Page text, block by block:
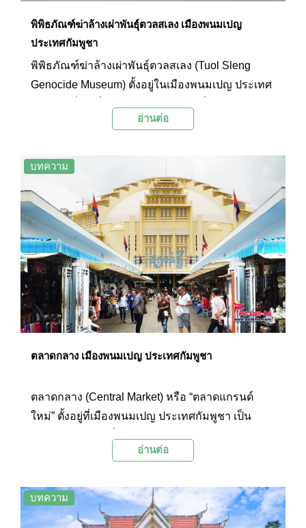
พิพิธภัณฑ์ฆ่าล้างเผ่าพันธุ์ตวลสเลง เมืองพนมเปญ
ประเทศกัมพูชา
พิพิธภัณฑ์ฆ่าล้างเผ่าพันธุ์ตวลสเลง (Tuol Sleng
Genocide Museum) ตั้งอยู่ในเมืองพนมเปญ ประเทศ
อดีตอันเจ็บปวดของประเทศกัมพูชาที่นักท่องเที่ยว
ล้างเผ่าพันธุ์ตวลสเลง หรือที่มักเรียกย่อๆว่าตวลสเลง
ถูกแปรสภาพจากโรงเรียนให้กลายเป็นคุกเพื่อ
สอบสวน ทรมาน และสังหารนักโทษที่ถูกกล่าวหา
โดยรัฐบาลเขมรแดง เชื่อกันว่าเวลาไม่กี่ปีในช่วง
1975 – 1979 มีผู้ที่เสียชีวิตในสถานที่แห่งนี้ไม่ต่ำกว่า
หมื่นคน แม้ทุกวันนี้ตวลสเลงจะไม่ได้เป็นคุกอีกแล้ว
แต่เพื่อเป็นการระลึกถึงผู้เสียชีวิตจากเหตุการณ์นั้น
รัฐบาลกัมพูชาในปัจจุบันจึงได้เปลี่ยนตวลเสลงให้เป็น
พิพิธภัณฑ์ฆ่าล้างเผ่าพันธุ์ เพื่อบอกเล่าเรื่องราวความ
โหดร้ายที่เกิดขึ้นไว้เป็นบทเรียนแก่คนรุ่นหลังต่อไป
อ่านต่อ
บทความ
ตลาดกลาง เมืองพนมเปญ ประเทศกัมพูชา
ตลาดกลาง (Central Market) หรือ “ตลาดแกรนด์
ใหม่” ตั้งอยู่ที่เมืองพนมเปญ ประเทศกัมพูชา เป็น
โดดเด่นสวยงาม โดยตัวอาคารมีลักษณะเป็นโดมสี
แต่ละปีกเต็มไปด้วยร้านค้าประเภทต่างๆให้เลือกซื้อ
อาทิเช่น ร้านเครื่องประดับ ร้านทอง ร้านเงิน ร้าน
อ่านต่อ
บทความ